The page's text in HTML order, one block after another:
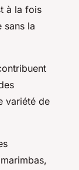
à la fois
sans la
variété de